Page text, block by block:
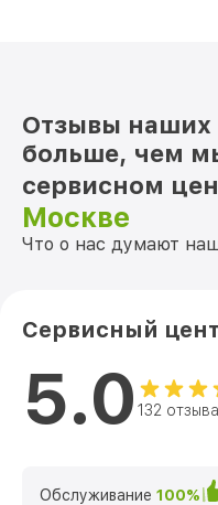
Отзывы наших
больше, чем
сервисном
Москве
Что о нас думают
Сервисный
5.0 132
Обслуживание 100%